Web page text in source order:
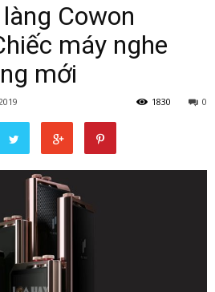
Cowon
máy nghe
mới
0
1830